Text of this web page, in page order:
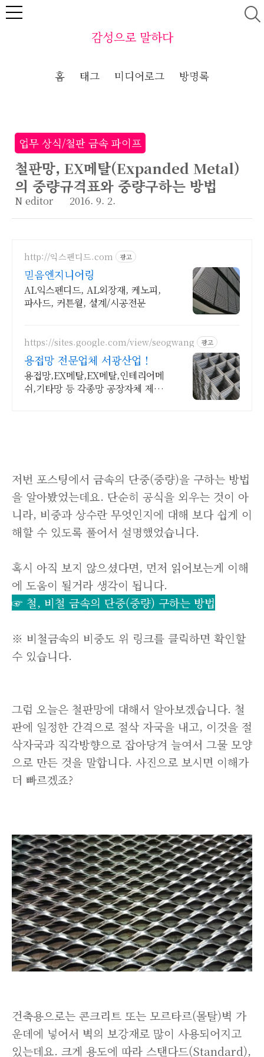
본문 바로가기
감성으로 말하다
홈 태그 미디어로그 방명록
업무 상식/철판 금속 파이프
철판망, EX메탈(Expanded Metal)
의 중량규격표와 중량구하는 방법
N editor 2016. 9. 2.
http://익스펜디드.com 광고
믿음엔지니어링
AL익스펜디드, AL외장재, 케노피,
파사드, 커튼월, 설계/시공전문
https://sites.google.com/view/seogwang 광고
용접망 전문업체 서광산업 !
용접망,EX메탈,EX메탈,인테리어메
쉬,기타망 등 각종망 공장자체 제작
저번 포스팅에서 금속의 단중(중량)을 구하는 방법
을 알아봤었는데요. 단순히 공식을 외우는 것이 아
니라, 비중과 상수란 무엇인지에 대해 보다 쉽게 이
해할 수 있도록 풀어서 설명했었습니다.
혹시 아직 보지 않으셨다면, 먼저 읽어보는게 이해
에 도움이 될거라 생각이 됩니다.
☞ 철, 비철 금속의 단중(중량) 구하는 방법
※ 비철금속의 비중도 위 링크를 클릭하면 확인할
수 있습니다.
그럼 오늘은 철판망에 대해서 알아보겠습니다. 철
판에 일정한 간격으로 절삭 자국을 내고, 이것을 절
삭자국과 직각방향으로 잡아당겨 늘여서 그물 모양
으로 만든 것을 말합니다. 사진으로 보시면 이해가
더 빠르겠죠?
건축용으로는 콘크리트 또는 모르타르(몰탈)벽 가
운데에 넣어서 벽의 보강재로 많이 사용되어지고
있는데요. 크게 용도에 따라 스탠다드(Standard),